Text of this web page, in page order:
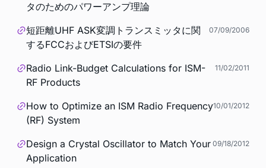
タのためのパワーアンプ理論
短距離UHF ASK変調トランスミッタに関
するFCCおよびETSIの要件
07/09/2006
Radio Link-Budget Calculations for ISM-
RF Products
11/02/2011
How to Optimize an ISM Radio Frequency
(RF) System
10/01/2012
Design a Crystal Oscillator to Match Your
Application
09/18/2012